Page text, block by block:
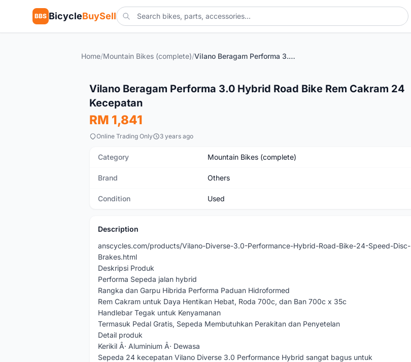
BBS BicycleBuySell
Home/Mountain Bikes (complete)/ Vilano Beragam Performa 3.0 Hybrid Road Bike Rem Cakram 24 Kecepatan
Vilano Beragam Performa 3.0 Hybrid Road Bike Rem Cakram 24
Kecepatan
RM 1,841
Online Trading Only 3 years ago
Category Mountain Bikes (complete)
Brand Others
Condition Used
Description
anscycles.com/products/Vilano-Diverse-3.0-Performance-Hybrid-Road-Bike-24-Speed-Disc-
Brakes.html
Deskripsi Produk
Performa Sepeda jalan hybrid
Rangka dan Garpu Hibrida Performa Paduan Hidroformed
Rem Cakram untuk Daya Hentikan Hebat, Roda 700c, dan Ban 700c x 35c
Handlebar Tegak untuk Kenyamanan
Termasuk Pedal Gratis, Sepeda Membutuhkan Perakitan dan Penyetelan
Detail produk
Kerikil Â· Aluminium Â· Dewasa
Sepeda 24 kecepatan Vilano Diverse 3.0 Performance Hybrid sangat bagus untuk